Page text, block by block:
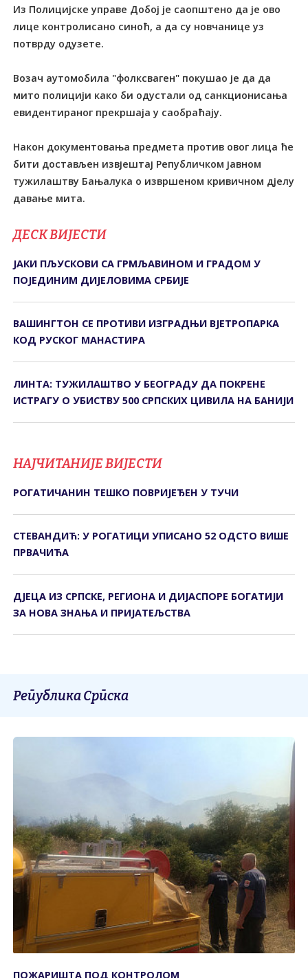
Из Полицијске управе Добој је саопштено да је ово
лице контролисано синоћ, а да су новчанице уз
потврду одузете.
Возач аутомобила "фолксваген" покушао је да да
мито полицији како би одустали од санкционисања
евидентираног прекршаја у саобраћају.
Након документовања предмета против овог лица ће
бити достављен извјештај Републичком јавном
тужилаштву Бањалука о извршеном кривичном дјелу
давање мита.
ДЕСК ВИЈЕСТИ
ЈАКИ ПЉУСКОВИ СА ГРМЉАВИНОМ И ГРАДОМ У
ПОЈЕДИНИМ ДИЈЕЛОВИМА СРБИЈЕ
ВАШИНГТОН СЕ ПРОТИВИ ИЗГРАДЊИ ВЈЕТРОПАРКА
КОД РУСКОГ МАНАСТИРА
ЛИНТА: ТУЖИЛАШТВО У БЕОГРАДУ ДА ПОКРЕНЕ
ИСТРАГУ О УБИСТВУ 500 СРПСКИХ ЦИВИЛА НА БАНИЈИ
НАЈЧИТАНИЈЕ ВИЈЕСТИ
РОГАТИЧАНИН ТЕШКО ПОВРИЈЕЂЕН У ТУЧИ
СТЕВАНДИЋ: У РОГАТИЦИ УПИСАНО 52 ОДСТО ВИШЕ
ПРВАЧИЋА
ДЈЕЦА ИЗ СРПСКЕ, РЕГИОНА И ДИЈАСПОРЕ БОГАТИЈИ
ЗА НОВА ЗНАЊА И ПРИЈАТЕЉСТВА
Република Српска
ПОЖАРИШТА ПОД КОНTРОЛОМ